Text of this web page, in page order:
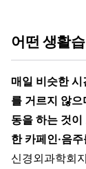
어떤 생활
매일 비슷한
를 거르지 않
동을 하는 것이
한 카페인·음
신경외과학회